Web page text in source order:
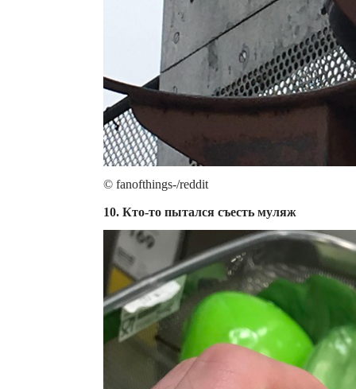
© fanofthings-/reddit
10. Кто-то пытался съесть муляж